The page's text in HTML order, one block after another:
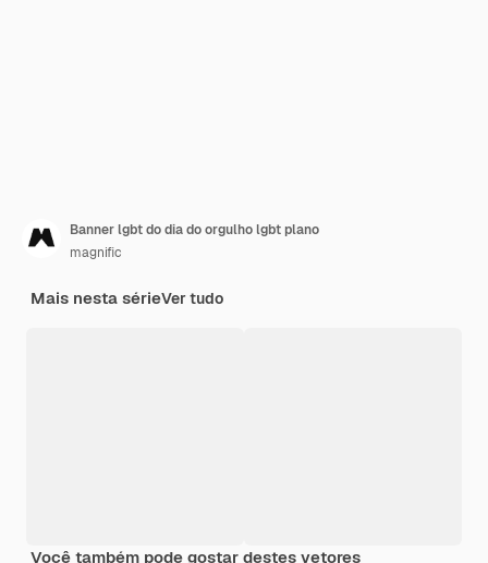
Banner lgbt do dia do orgulho lgbt plano
magnific
Mais nesta sérieVer tudo
Você também pode gostar destes vetores